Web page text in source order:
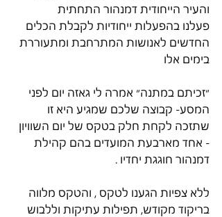
והעיר הייחודית דמנהור התחתית
פעלנו בהפעלות ייחודיות לקבלת הכלים
החדשים לאנושות המתרחבת ומתעוררת
בימים אלו
״זכיתם במתנה״ אמרה לי גאזה יום לפני
המסע- קבוצה שלכם שמגיע היא זו
שתזכה לקחת חלק בטקס של יום השוויון
- אחד מארבעת המועדים בהם קהילת
דמנהור חוגגת יחדיו .
ללא צפיות הגענו לטקס , והטקס מלווה
בריקוד מקודש, תפילות עתיקות וללבוש